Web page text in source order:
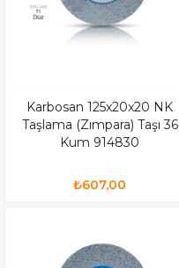
Karbosan 125x20x20 NK
Taşlama (Zımpara) Taşı 36
Kum 914830
₺607,00